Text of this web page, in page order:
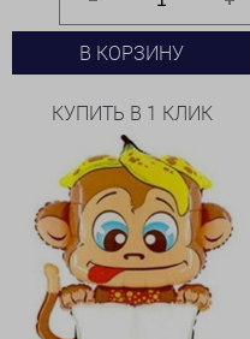
В КОРЗИНУ
КУПИТЬ В 1 КЛИК